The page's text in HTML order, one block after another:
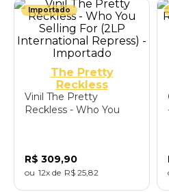
Importado
The Pretty
Reckless
Vinil The Pretty
Reckless - Who You
R$ 309,90
12 R$ 25 82